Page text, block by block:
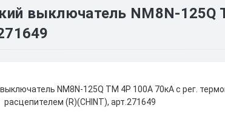
выключатель NM8N-125Q